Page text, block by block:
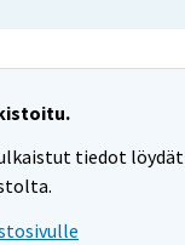
tiedot löydät